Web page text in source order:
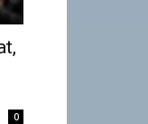
0